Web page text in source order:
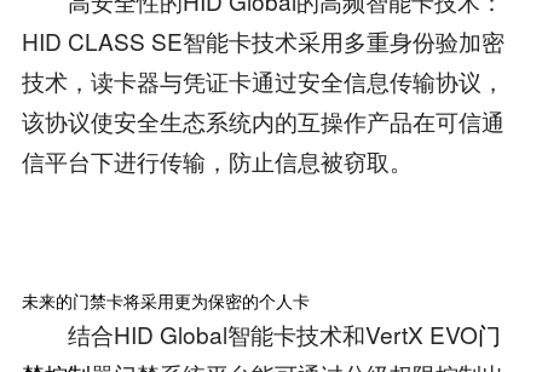
HID CLASS SE智能卡技术采用多重身份验加密
技术，读卡器与凭证卡通过安全信息传输协议，
该协议使安全生态系统内的互操作产品在可信通
信平台下进行传输，防止信息被窃取。
未来的门禁卡将采用更为保密的个人卡
结合HID Global智能卡技术和VertX EVO门